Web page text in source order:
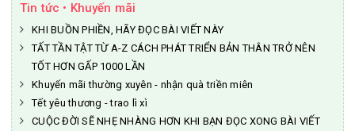
Tin tức • Khuyến mãi
KHI BUỒN PHIỀN, HÃY ĐỌC BÀI VIẾT NÀY
TẤT TẦN TẬT TỪ A-Z CÁCH PHÁT TRIỂN BẢN THÂN TRỞ NÊN
TỐT HƠN GẤP 1000 LẦN
Khuyến mãi thường xuyên - nhận quà triền miên
Tết yêu thương - trao lì xì
CUỘC ĐỜI SẼ NHẸ NHÀNG HƠN KHI BẠN ĐỌC XONG BÀI VIẾT